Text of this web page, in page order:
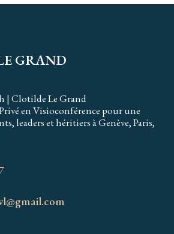
GRAND
| Clotilde Le Grand
en Visioconférence pour une
leaders et héritiers à Genève, Paris,